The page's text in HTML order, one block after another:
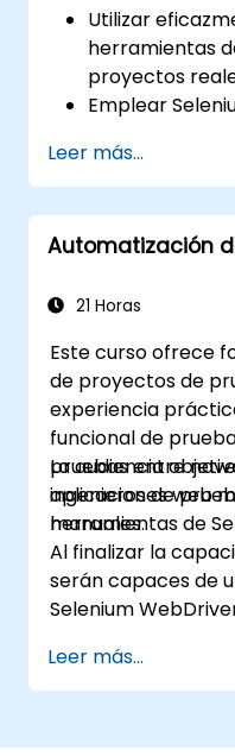
Utilizar
herramientas
proyectos
Emplear
Distribuir las
Grid
Ejecutar
Selenium en
periódicos
Leer más...
Automatización
21 Horas
Este curso ofrece
de proyectos de
experiencia
funcional de
pruebas entre
aplicaciones web
herramientas de
La audiencia
ingenieros de
manuales.
Al finalizar la
serán capaces de
Selenium
Leer más...